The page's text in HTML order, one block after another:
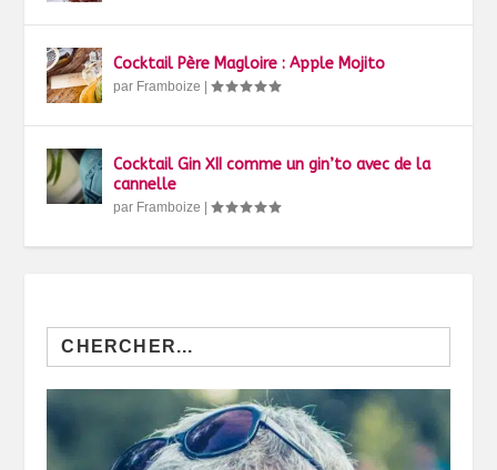
Cocktail Père Magloire : Apple Mojito
par Framboize |
Cocktail Gin XII comme un gin’to avec de la
cannelle
par Framboize |
Search
for: